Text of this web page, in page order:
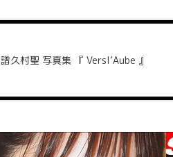
譜久村聖 写真集 『 Versl’Aube 』